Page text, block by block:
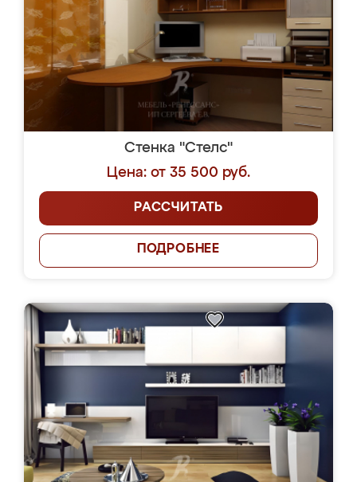
Стенка "Стелс"
Цена: от 35 500 руб.
РАССЧИТАТЬ
ПОДРОБНЕЕ